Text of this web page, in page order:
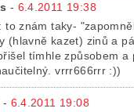
- 6.4.2011 19:38
to znám taky-
(hlavně kazet) zinů a
tímhle způsobem a
vrrr666rrr :))
- 6.4.2011 19:08